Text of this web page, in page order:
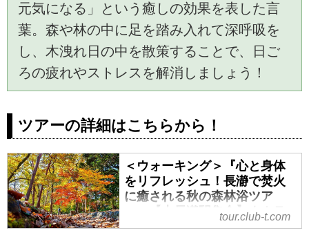
元気になる」という癒しの効果を表した言
葉。森や林の中に足を踏み入れて深呼吸を
し、木洩れ日の中を散策することで、日ご
ろの疲れやストレスを解消しましょう！
ツアーの詳細はこちらから！
＜ウォーキング＞『心と身体
をリフレッシュ！長瀞で焚火
に癒される秋の森林浴ツア
ー』【上長瀞駅集合】｜クラ
ブツーリズム
tour.club-t.com